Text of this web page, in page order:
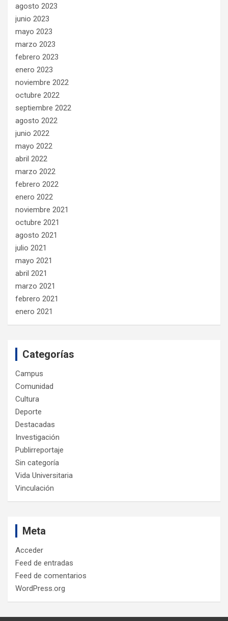
agosto 2023
junio 2023
mayo 2023
marzo 2023
febrero 2023
enero 2023
noviembre 2022
octubre 2022
septiembre 2022
agosto 2022
junio 2022
mayo 2022
abril 2022
marzo 2022
febrero 2022
enero 2022
noviembre 2021
octubre 2021
agosto 2021
julio 2021
mayo 2021
abril 2021
marzo 2021
febrero 2021
enero 2021
Categorías
Campus
Comunidad
Cultura
Deporte
Destacadas
Investigación
Publirreportaje
Sin categoría
Vida Universitaria
Vinculación
Meta
Acceder
Feed de entradas
Feed de comentarios
WordPress.org